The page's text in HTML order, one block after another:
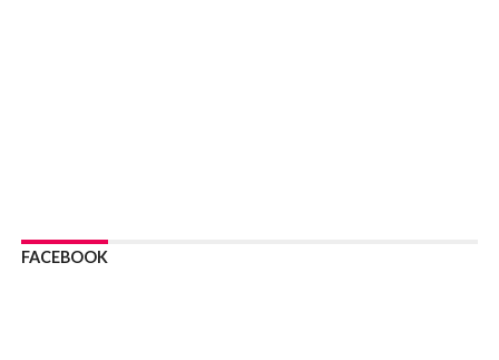
WYDARZENIA
04 sierpnia 2026
FACEBOOK